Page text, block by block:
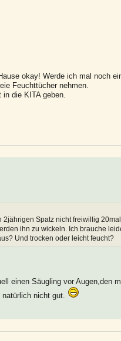
okay! Werde ich mal noch
Feuchttücher nehmen.
die KITA geben.
Spatz nicht freiwillig
ihn zu wickeln. Ich brauche
Und trocken oder leicht feucht?
einen Säugling vor Augen,den
nicht gut.